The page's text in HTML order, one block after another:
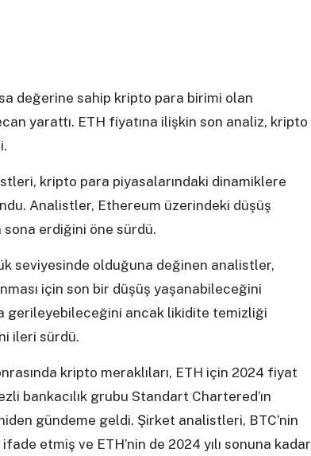
değerine sahip kripto para birimi olan
yarattı. ETH fiyatına ilişkin son analiz, kripto
kripto para piyasalarındaki dinamiklere
Analistler, Ethereum üzerindeki düşüş
sona erdiğini öne sürdü.
seviyesinde olduğuna değinen analistler,
için son bir düşüş yaşanabileceğini
gerileyebileceğini ancak likidite temizliği
ileri sürdü.
kripto meraklıları, ETH için 2024 fiyat
bankacılık grubu Standart Chartered’ın
gündeme geldi. Şirket analistleri, BTC’nin
etmiş ve ETH’nin de 2024 yılı sonuna kadar